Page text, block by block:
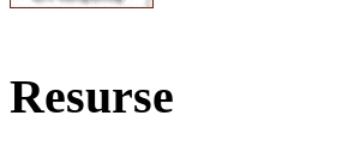
Resurse